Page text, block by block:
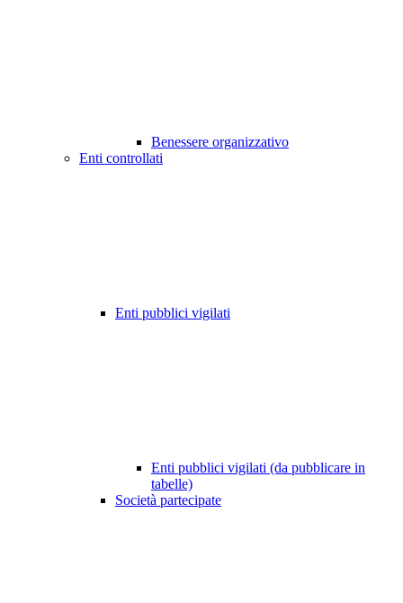
Benessere organizzativo
Enti controllati
Enti pubblici vigilati
Enti pubblici vigilati (da pubblicare in
tabelle)
Società partecipate